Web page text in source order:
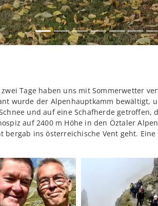
Tage haben uns mit Sommerwetter
wurde der Alpenhauptkamm bewältigt,
und auf eine Schafherde
auf 2400 m Höhe in den Öztaler
bergab ins österreichische Vent geht.